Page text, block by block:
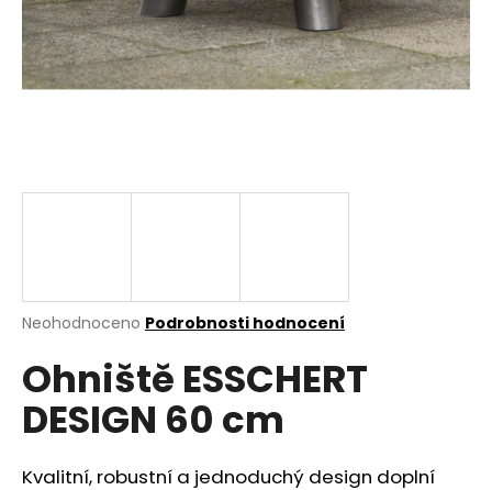
Průměrné
produktu
je
0,0
hvězdiček.
Neohodnoceno Podrobnosti hodnocení
Ohniště ESSCHERT
DESIGN 60 cm
Kvalitní, robustní a jednoduchý design doplní
a
j
í
o
p
o
u